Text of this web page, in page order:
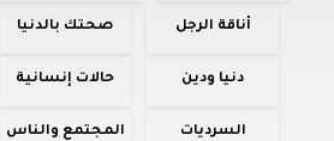
أناقة الرجل صحتك بالدنيا
دنيا ودين حالات إنسانية
السرديات المجتمع والناس